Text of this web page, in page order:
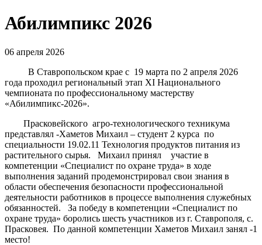
Абилимпикс 2026
06 апреля 2026
В Ставропольском крае с 19 марта по 2 апреля 2026
года проходил региональный этап ХI Национального
чемпионата по профессиональному мастерству
«Абилимпикс-2026».
Прасковейского агро-технологического техникума
представлял -Хаметов Михаил – студент 2 курса по
специальности 19.02.11 Технология продуктов питания из
растительного сырья. Михаил принял участие в
компетенции «Специалист по охране труда» в ходе
выполнения заданий продемонстрировал свои знания в
области обеспечения безопасности профессиональной
деятельности работников в процессе выполнения служебных
обязанностей. За победу в компетенции «Специалист по
охране труда» боролись шесть участников из г. Ставрополя, с.
Прасковея. По данной компетенции Хаметов Михаил занял -1
место!